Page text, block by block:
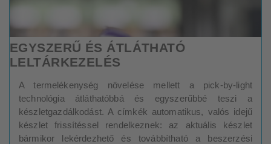
EGYSZERŰ ÉS ÁTLÁTHATÓ
LELTÁRKEZELÉS
A termelékenység növelése mellett a pick-by-light
technológia átláthatóbbá és egyszerűbbé teszi a
készletgazdálkodást. A címkék automatikus, valós idejű
készlet frissítéssel rendelkeznek: az aktuális készlet
bármikor lekérdezhető és továbbítható a beszerzési